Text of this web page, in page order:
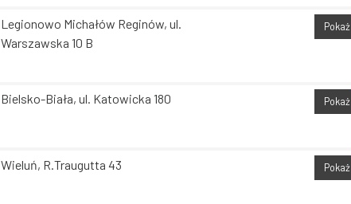
Legionowo Michałów Reginów, ul.
Warszawska 10 B
Pokaż
Bielsko-Biała, ul. Katowicka 180 Pokaż
Wieluń, R.Traugutta 43 Pokaż